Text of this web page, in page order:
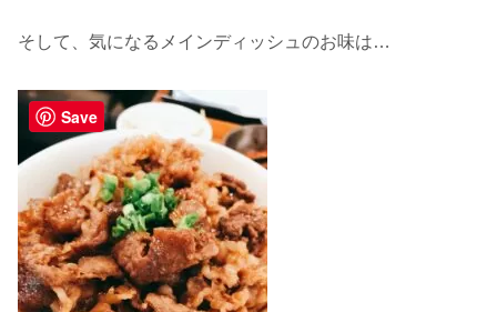
そして、気になるメインディッシュのお味は…
Save